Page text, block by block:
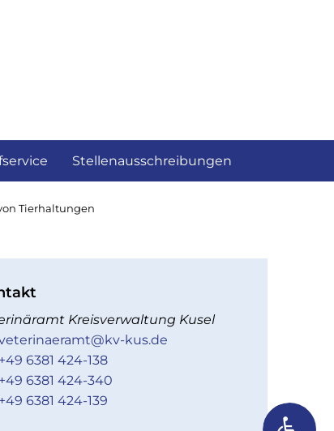
Stellenausschreibungen
Tierhaltungen
Kreisverwaltung Kusel
kus.de
+49 6381 424-138
+49 6381 424-340
+49 6381 424-139